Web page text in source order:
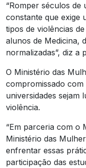
“Romper séculos
constante que exige
tipos de violências
alunos de Medicina,
normalizadas”, diz a
O Ministério das
compromissado
universidades sejam
violência.
“Em parceria com o
Ministério das
enfrentar essas
participação das